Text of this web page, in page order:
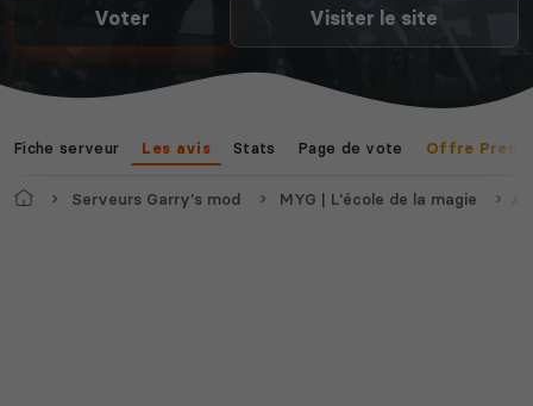
Voter Visiter le site
Fiche serveur Les avis Stats Page de vote Offre
AccueilServeurs Garry's mod MYG | L'école de la magie